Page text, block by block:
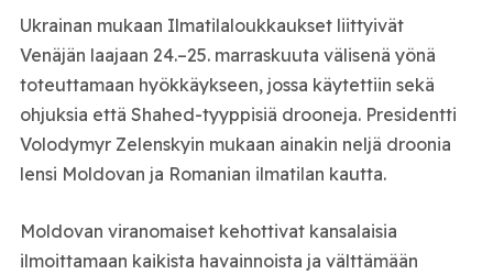
Ukrainan mukaan Ilmatilaloukkaukset liittyivät
Venäjän laajaan 24.–25. marraskuuta välisenä yönä
toteuttamaan hyökkäykseen, jossa käytettiin sekä
ohjuksia että Shahed-tyyppisiä drooneja. Presidentti
Volodymyr Zelenskyin mukaan ainakin neljä droonia
lensi Moldovan ja Romanian ilmatilan kautta.
Moldovan viranomaiset kehottivat kansalaisia
ilmoittamaan kaikista havainnoista ja välttämään